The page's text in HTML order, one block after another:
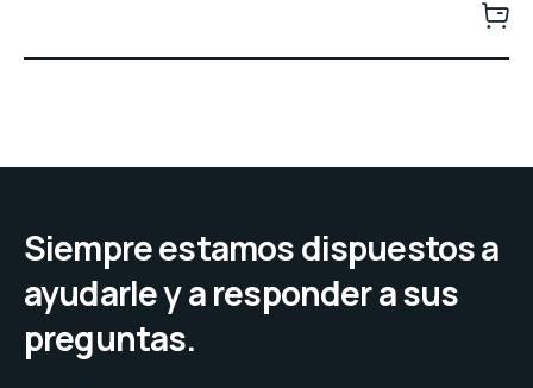
Siempre estamos dispuestos a
ayudarle y a responder a sus
preguntas.